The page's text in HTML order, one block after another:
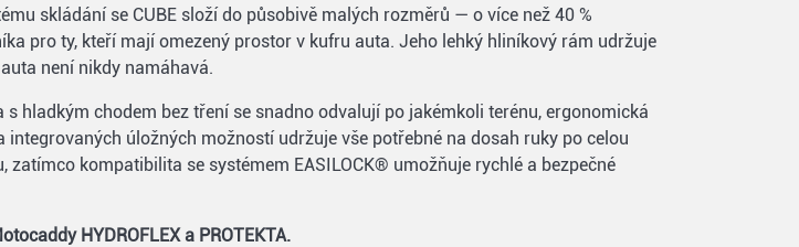
skládání se CUBE složí do působivě malých rozměrů — o více než 40 %
pro ty, kteří mají omezený prostor v kufru auta. Jeho lehký hliníkový rám udržuje
není nikdy namáhavá.
hladkým chodem bez tření se snadno odvalují po jakémkoli terénu, ergonomická
úložných možností udržuje vše potřebné na dosah ruky po celou
kompatibilita se systémem EASILOCK® umožňuje rychlé a bezpečné
HYDROFLEX a PROTEKTA.